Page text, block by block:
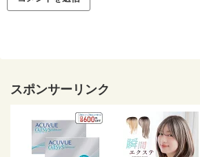
スポンサーリンク